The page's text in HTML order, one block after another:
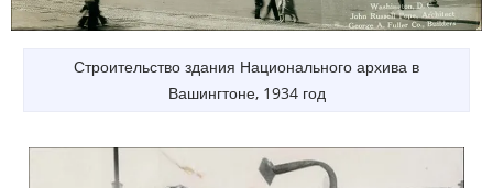
Строительство здания Национального архива в
Вашингтоне, 1934 год